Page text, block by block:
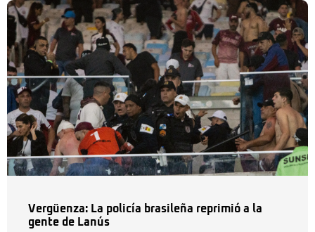
Vergüenza: La policía brasileña reprimió a la
gente de Lanús